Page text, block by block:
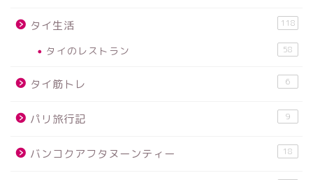
タイ生活 118
タイのレストラン 58
タイ筋トレ 6
パリ旅行記 9
バンコクアフタヌーンティー 18